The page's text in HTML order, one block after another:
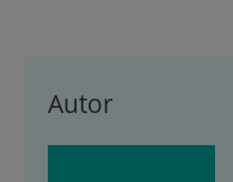
Autor